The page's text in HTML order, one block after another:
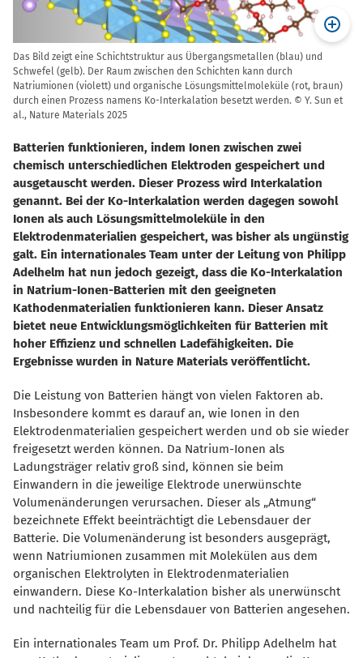
Das Bild zeigt eine Schichtstruktur aus Übergangsmetallen (blau) und
Schwefel (gelb). Der Raum zwischen den Schichten kann durch
Natriumionen (violett) und organische Lösungsmittelmoleküle (rot, braun)
durch einen Prozess namens Ko-Interkalation besetzt werden. © Y. Sun et
al., Nature Materials 2025
Batterien funktionieren, indem Ionen zwischen zwei
chemisch unterschiedlichen Elektroden gespeichert und
ausgetauscht werden. Dieser Prozess wird Interkalation
genannt. Bei der Ko-Interkalation werden dagegen sowohl
Ionen als auch Lösungsmittelmoleküle in den
Elektrodenmaterialien gespeichert, was bisher als ungünstig
galt. Ein internationales Team unter der Leitung von Philipp
Adelhelm hat nun jedoch gezeigt, dass die Ko-Interkalation
in Natrium-Ionen-Batterien mit den geeigneten
Kathodenmaterialien funktionieren kann. Dieser Ansatz
bietet neue Entwicklungsmöglichkeiten für Batterien mit
hoher Effizienz und schnellen Ladefähigkeiten. Die
Ergebnisse wurden in Nature Materials veröffentlicht.
Die Leistung von Batterien hängt von vielen Faktoren ab.
Insbesondere kommt es darauf an, wie Ionen in den
Elektrodenmaterialien gespeichert werden und ob sie wieder
freigesetzt werden können. Da Natrium-Ionen als
Ladungsträger relativ groß sind, können sie beim
Einwandern in die jeweilige Elektrode unerwünschte
Volumenänderungen verursachen. Dieser als „Atmung“
bezeichnete Effekt beeinträchtigt die Lebensdauer der
Batterie. Die Volumenänderung ist besonders ausgeprägt,
wenn Natriumionen zusammen mit Molekülen aus dem
organischen Elektrolyten in Elektrodenmaterialien
einwandern. Diese Ko-Interkalation bisher als unerwünscht
und nachteilig für die Lebensdauer von Batterien angesehen.
Ein internationales Team um Prof. Dr. Philipp Adelhelm hat